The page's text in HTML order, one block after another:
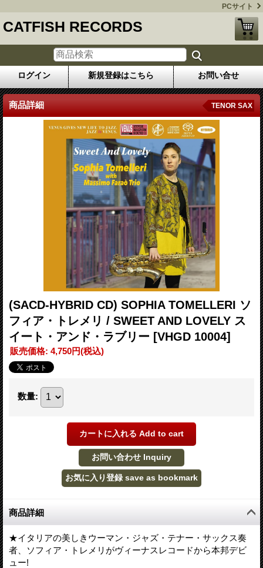
PCサイト
CATFISH RECORDS
ログイン 新規登録はこちら お問い合せ
商品詳細 TENOR SAX
(SACD-HYBRID CD) SOPHIA TOMELLERI ソ
フィア・トレメリ / SWEET AND LOVELY ス
イート・アンド・ラブリー [VHGD 10004]
販売価格: 4,750円(税込)
数量:
商品詳細
★イタリアの美しきウーマン・ジャズ・テナー・サックス奏
者、ソフィア・トレメリがヴィーナスレコードから本邦デビ
ュー!